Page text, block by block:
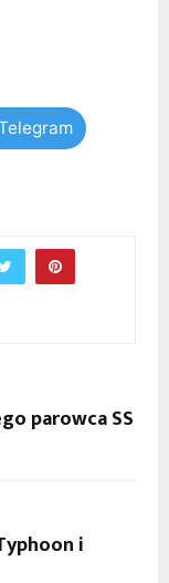
parowca SS
i